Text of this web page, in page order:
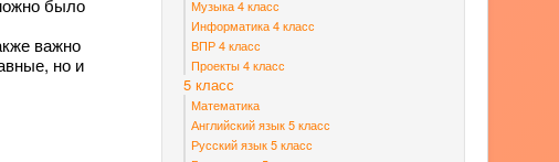
было
важно
но и
Музыка 4 класс
Информатика 4 класс
ВПР 4 класс
Проекты 4 класс
5 класс
Математика
Английский язык 5 класс
Русский язык 5 класс